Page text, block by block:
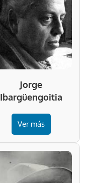
Jorge
Ibargüengoitia
Ver más